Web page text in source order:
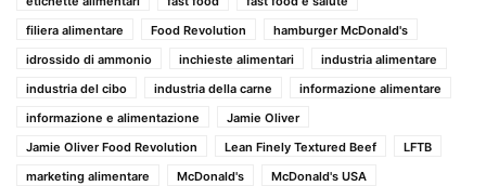
filiera alimentare
Food Revolution
hamburger McDonald's
idrossido di ammonio
inchieste alimentari
industria alimentare
industria del cibo
industria della carne
informazione alimentare
informazione e alimentazione
Jamie Oliver
Jamie Oliver Food Revolution
Lean Finely Textured Beef
LFTB
marketing alimentare
McDonald's
McDonald's USA